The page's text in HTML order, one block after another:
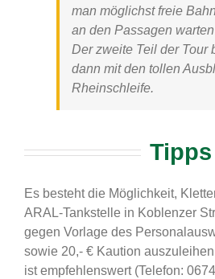
man möglichst freie
an den Passagen
Der zweite Teil der Tour
dann mit den tollen
Rheinschleife.
Tipps
Es besteht die Möglichkeit,
ARAL-Tankstelle in Koblenzer
gegen Vorlage des
sowie 20,- € Kaution
ist empfehlenswert (Telefon: